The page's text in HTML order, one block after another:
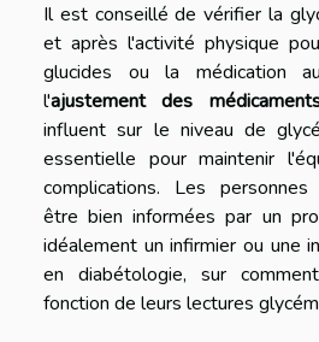
Il est conseillé de vérifier la
et après l'activité physique
glucides ou la médication
l'ajustement des
influent sur le niveau de
essentielle pour maintenir
complications. Les
être bien informées par un
idéalement un infirmier ou une
en diabétologie, sur
fonction de leurs lectures